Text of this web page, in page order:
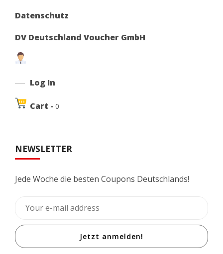
Datenschutz
DV Deutschland Voucher GmbH
Log In
Cart - 0
NEWSLETTER
Jede Woche die besten Coupons Deutschlands!
Jetzt anmelden!